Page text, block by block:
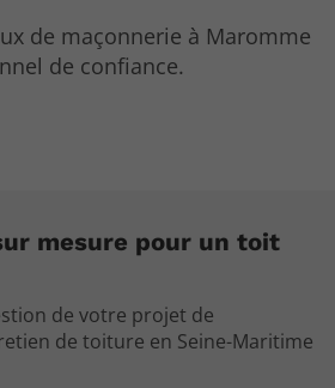
de maçonnerie à Maromme
de confiance.
mesure pour un toit
de votre projet de
de toiture en Seine-Maritime